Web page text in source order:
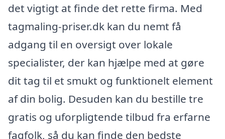
det vigtigt at finde det rette firma. Med
tagmaling-priser.dk kan du nemt få
adgang til en oversigt over lokale
specialister, der kan hjælpe med at gøre
dit tag til et smukt og funktionelt element
af din bolig. Desuden kan du bestille tre
gratis og uforpligtende tilbud fra erfarne
fagfolk, så du kan finde den bedste